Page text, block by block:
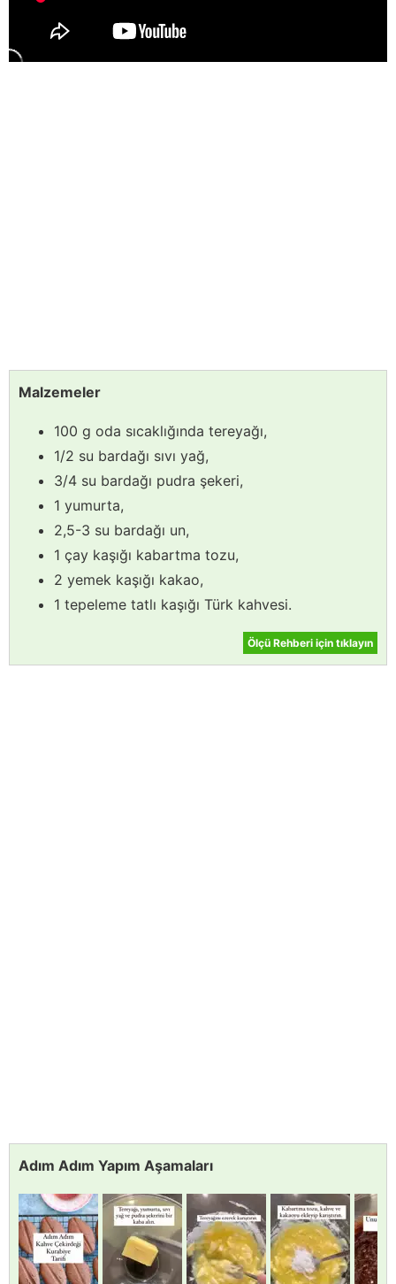
Malzemeler
100 g oda sıcaklığında tereyağı,
1/2 su bardağı sıvı yağ,
3/4 su bardağı pudra şekeri,
1 yumurta,
2,5-3 su bardağı un,
1 çay kaşığı kabartma tozu,
2 yemek kaşığı kakao,
1 tepeleme tatlı kaşığı Türk kahvesi.
Ölçü Rehberi için tıklayın
Adım Adım Yapım Aşamaları